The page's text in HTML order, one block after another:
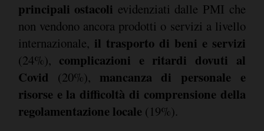
principali ostacoli evidenziati dalle PMI che
non vendono ancora prodotti o servizi a livello
internazionale, il trasporto di beni e servizi
(24%), complicazioni e ritardi dovuti al
Covid (20%), mancanza di personale e
risorse e la difficoltà di comprensione della
regolamentazione locale (19%).